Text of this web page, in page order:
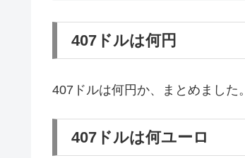
407ドルは何円
407ドルは何円か、まとめました。
407ドルは何ユーロ